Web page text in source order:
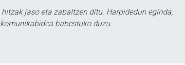
jaso eta zabaltzen ditu. Harpidedun eginda,
babestuko duzu.